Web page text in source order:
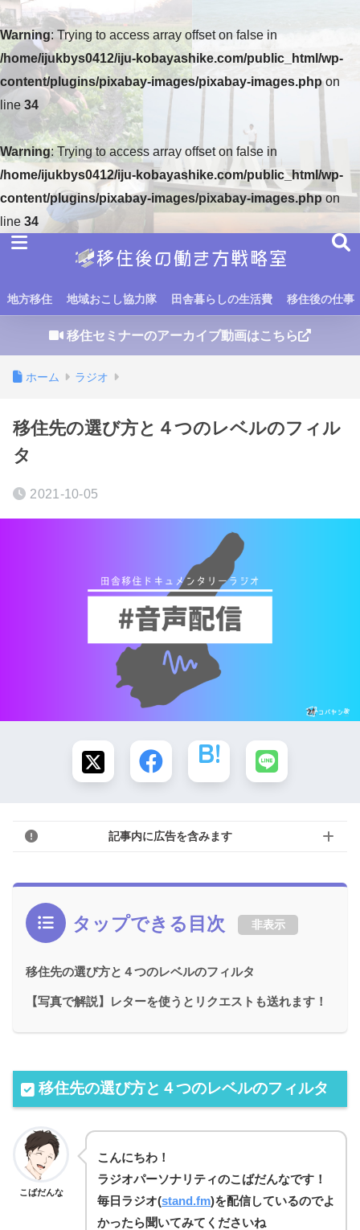
Warning: Trying to access array offset on false in
/home/ijukbys0412/iju-kobayashike.com/public_html/wp-
content/plugins/pixabay-images/pixabay-images.phpon
line 34
Warning: Trying to access array offset on false in
/home/ijukbys0412/iju-kobayashike.com/public_html/wp-
content/plugins/pixabay-images/pixabay-images.phpon
line 34
地方移住 地域おこし協力隊 田舎暮らしの生活費 移住後の仕事
移住セミナーのアーカイブ動画はこちら
ホーム ラジオ
移住先の選び方と４つのレベルのフィル
タ
2021-10-05
記事内に広告を含みます
タップできる目次 非表示
移住先の選び方と４つのレベルのフィルタ
【写真で解説】レターを使うとリクエストも送れます！
移住先の選び方と４つのレベルのフィルタ
こばだんな
こんにちわ！
ラジオパーソナリティのこばだんなです！
毎日 ラジオ(stand.fm)を配信しているのでよ
かったら聞いてみてくださいね